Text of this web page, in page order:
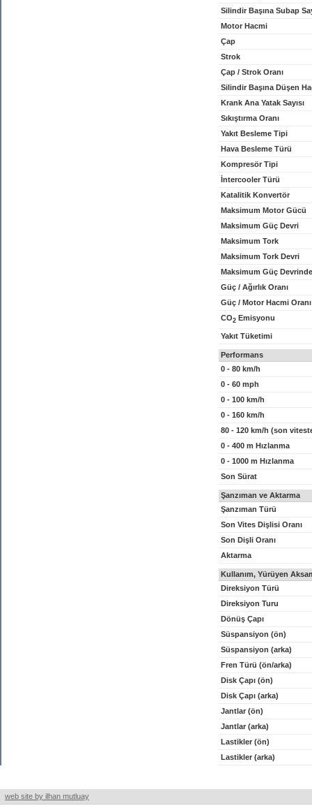
Silindir Başına Subap
Motor Hacmi
Çap
Strok
Çap / Strok Oranı
Silindir Başına Düşen
Krank Ana Yatak Sayısı
Sıkıştırma Oranı
Yakıt Besleme Tipi
Hava Besleme Türü
Kompresör Tipi
İntercooler Türü
Katalitik Konvertör
Maksimum Motor Gücü
Maksimum Güç Devri
Maksimum Tork
Maksimum Tork Devri
Maksimum Güç
Güç / Ağırlık Oranı
Güç / Motor Hacmi Oranı
CO2 Emisyonu
Yakıt Tüketimi
Performans
0 - 80 km/h
0 - 60 mph
0 - 100 km/h
0 - 160 km/h
80 - 120 km/h (son
0 - 400 m Hızlanma
0 - 1000 m Hızlanma
Son Sürat
Şanzıman ve Aktarma
Şanzıman Türü
Son Vites Dişlisi Oranı
Son Dişli Oranı
Aktarma
Kullanım, Yürüyen
Direksiyon Türü
Direksiyon Turu
Dönüş Çapı
Süspansiyon (ön)
Süspansiyon (arka)
Fren Türü (ön/arka)
Disk Çapı (ön)
Disk Çapı (arka)
Jantlar (ön)
Jantlar (arka)
Lastikler (ön)
Lastikler (arka)
web site by ilhan mutluay